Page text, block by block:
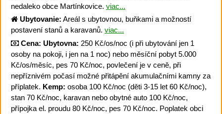
nedaleko obce Martínkovice. viac...
Ubytovanie: Areál s ubytovnou, buňkami a možností
postavení stanů a karavanů. viac...
Cena: Ubytovna: 250 Kč/os/noc (i při ubytování jen 1
osoby na pokoji, i jen na 1 noc) nebo měsíční pobyt 5.000
Kč/os/měsíc, pes 70 Kč/noc, povlečení je v ceně, při
nepříznivém počasí možné přitápění akumulačními kamny za
příplatek. Kemp: osoba 100 Kč/noc (děti 3-15 let 60 Kč/noc),
stan 70 Kč/noc, karavan nebo obytné auto 100 Kč/noc,
přípojka el. proudu 80 Kč/noc, pes 70 Kč/noc. Poplatek obci